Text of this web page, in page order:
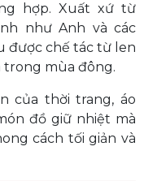
hợp. Xuất xứ từ
như Anh và các
được chế tác từ len
trong mùa đông.
của thời trang, áo
đồ giữ nhiệt mà
cách tối giản và